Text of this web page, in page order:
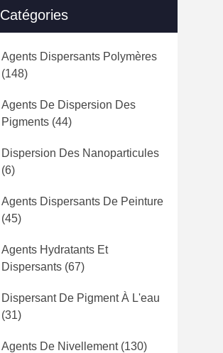
Catégories
Agents Dispersants Polymères
(148)
Agents De Dispersion Des
Pigments (44)
Dispersion Des Nanoparticules
(6)
Agents Dispersants De Peinture
(45)
Agents Hydratants Et
Dispersants (67)
Dispersant De Pigment À L'eau
(31)
Agents De Nivellement(130)